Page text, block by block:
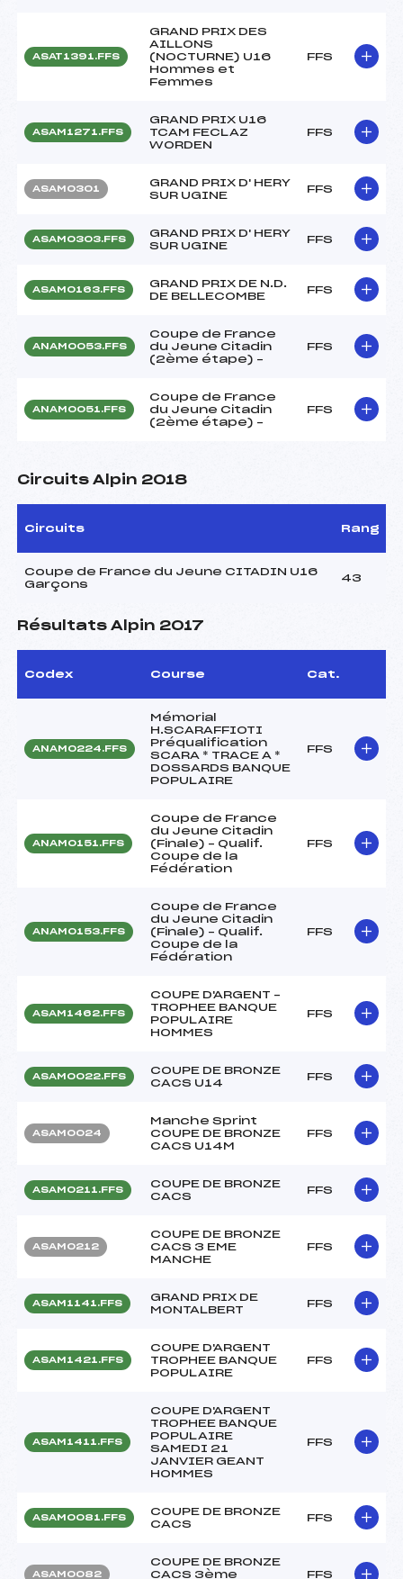
ASAT1391.FFS
GRAND PRIX DES
AILLONS
(NOCTURNE) U16
Hommes et
Femmes
FFS
ASAM1271.FFS
GRAND PRIX U16
TCAM FECLAZ
WORDEN
FFS
ASAM0301
GRAND PRIX D' HERY
SUR UGINE
FFS
ASAM0303.FFS
GRAND PRIX D' HERY
SUR UGINE
FFS
ASAM0163.FFS
GRAND PRIX DE N.D.
DE BELLECOMBE
FFS
ANAM0053.FFS
Coupe de France
du Jeune Citadin
(2ème étape) –
FFS
ANAM0051.FFS
Coupe de France
du Jeune Citadin
(2ème étape) –
FFS
Circuits Alpin 2018
Circuits Rang
Coupe de France du Jeune CITADIN U16
Garçons
43
Résultats Alpin 2017
Codex Course Cat.
ANAM0224.FFS
Mémorial
H.SCARAFFIOTI
Préqualification
SCARA * TRACE A *
DOSSARDS BANQUE
POPULAIRE
FFS
ANAM0151.FFS
Coupe de France
du Jeune Citadin
(Finale) – Qualif.
Coupe de la
Fédération
FFS
ANAM0153.FFS
Coupe de France
du Jeune Citadin
(Finale) – Qualif.
Coupe de la
Fédération
FFS
ASAM1462.FFS
COUPE D'ARGENT –
TROPHEE BANQUE
POPULAIRE
HOMMES
FFS
ASAM0022.FFS
COUPE DE BRONZE
CACS U14
FFS
ASAM0024
Manche Sprint
COUPE DE BRONZE
CACS U14M
FFS
ASAM0211.FFS
COUPE DE BRONZE
CACS
FFS
ASAM0212
COUPE DE BRONZE
CACS 3 EME
MANCHE
FFS
ASAM1141.FFS
GRAND PRIX DE
MONTALBERT
FFS
ASAM1421.FFS
COUPE D'ARGENT
TROPHEE BANQUE
POPULAIRE
FFS
ASAM1411.FFS
COUPE D'ARGENT
TROPHEE BANQUE
POPULAIRE
SAMEDI 21
JANVIER GEANT
HOMMES
FFS
ASAM0081.FFS
COUPE DE BRONZE
CACS
FFS
ASAM0082
COUPE DE BRONZE
CACS 3ème
FFS